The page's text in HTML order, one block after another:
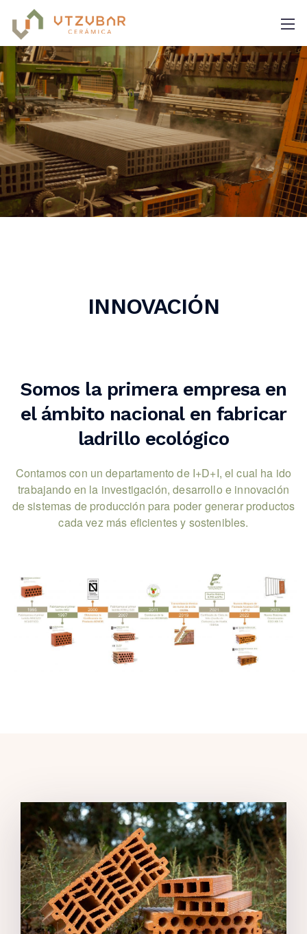
INNOVACIÓN
Somos la primera empresa en
el ámbito nacional en fabricar
ladrillo ecológico
Contamos con un departamento de I+D+I, el cual ha ido
trabajando en la investigación, desarrollo e innovación
de sistemas de producción para poder generar productos
cada vez más eficientes y sostenibles.